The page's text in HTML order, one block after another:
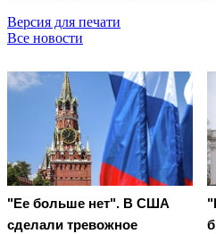
Версия для печати
Все новости
"Ее больше нет". В США
сделали тревожное